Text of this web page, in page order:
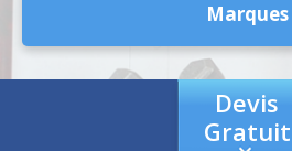
Marques
Devis
Gratuit